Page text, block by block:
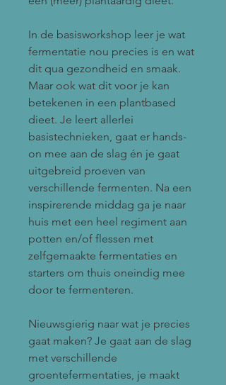
In de basisworkshop leer je wat
fermentatie nou precies is en wat
dit qua gezondheid en smaak.
Maar ook wat dit voor je kan
betekenen in een plantbased
dieet. Je leert allerlei
basistechnieken, gaat er hands-
on mee aan de slag én je gaat
uitgebreid proeven van
verschillende fermenten. Na een
inspirerende middag ga je naar
huis met een heel regiment aan
potten en/of flessen met
zelfgemaakte fermentaties en
starters om thuis oneindig mee
door te fermenteren.
Nieuwsgierig naar wat je precies
gaat maken? Je gaat aan de slag
met verschillende
groentefermentaties, je maakt